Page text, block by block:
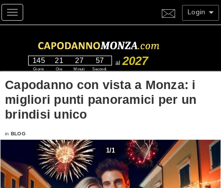
Toggle navigation Login
145
Giorni
21
Ore
27
Minuti
56
Secondi
al 2027
Capodanno con vista a Monza: i
migliori punti panoramici per un
brindisi unico
in BLOG
1/1